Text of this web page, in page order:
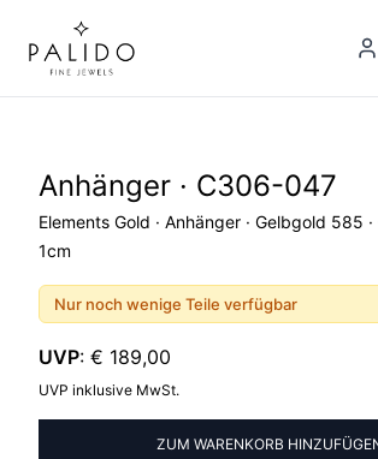
Anhänger · C306-047
Elements Gold · Anhänger · Gelbgold 585
1cm
Nur noch wenige Teile verfügbar
UVP: € 189,00
UVP inklusive MwSt.
ZUM WARENKORB